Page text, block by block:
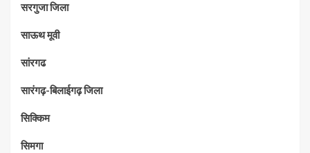
सरगुजा जिला
साऊथ मूवी
सांरगढ
सारंगढ़-बिलाईगढ़ जिला
सिक्किम
सिमगा